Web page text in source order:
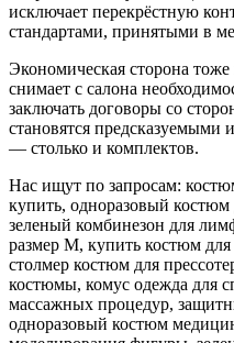
исключает перекрёстную
стандартами, принятыми в
Экономическая сторона
снимает с салона
заключать договоры со
становятся предсказуемыми
— столько и комплектов.
Нас ищут по запросам:
купить, одноразовый костюм
зеленый комбинезон для
размер M, купить костюм
столмер костюм для
костюмы, комус одежда для
массажных процедур,
одноразовый костюм